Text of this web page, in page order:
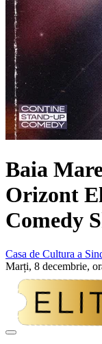
Baia
Orizont
Comedy
Casa de Cultura a
Marți, 8 decembrie,
Adaugă